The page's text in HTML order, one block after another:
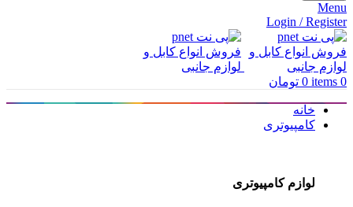
Menu
Login / Register
0
items
0 تومان
خانه
کامپیوتری
لوازم کامپیوتری